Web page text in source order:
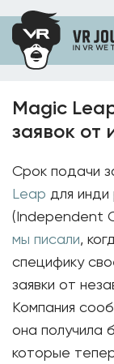
Magic
заявок от
Срок подачи
Leap для инди
(Independent
мы писали,
специфику
заявки от
Компания
она получила
которые